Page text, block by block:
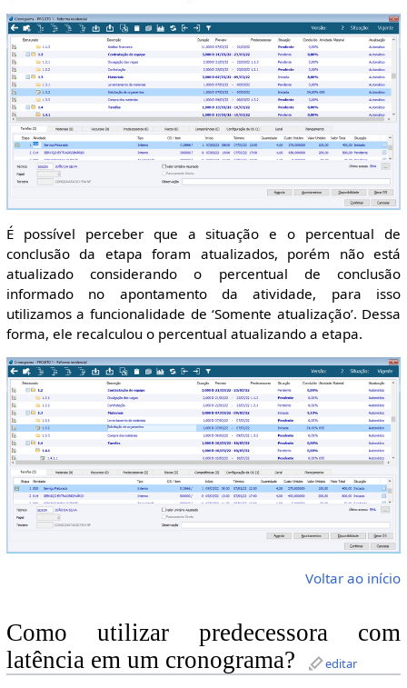
É possível perceber que a situação e o percentual de
conclusão da etapa foram atualizados, porém não está
atualizado considerando o percentual de conclusão
informado no apontamento da atividade, para isso
utilizamos a funcionalidade de ‘Somente atualização’. Dessa
forma, ele recalculou o percentual atualizando a etapa.
Voltar ao início
Como utilizar predecessora com
latência em um cronograma?
editar